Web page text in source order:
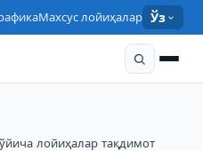
Махсус лойиҳалар Ўз
лойиҳалар тақдимот